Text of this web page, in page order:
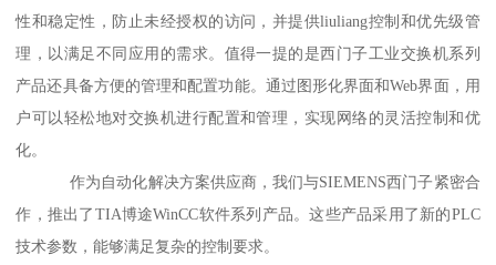
性和稳定性，防止未经授权的访问，并提供liuliang控制和优先级管
理，以满足不同应用的需求。值得一提的是西门子工业交换机系列
产品还具备方便的管理和配置功能。通过图形化界面和Web界面，用
户可以轻松地对交换机进行配置和管理，实现网络的灵活控制和优
化。
作为自动化解决方案供应商，我们与SIEMENS西门子紧密合
作，推出了TIA博途WinCC软件系列产品。这些产品采用了新的PLC
技术参数，能够满足复杂的控制要求。